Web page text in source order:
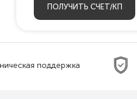
ПОЛУЧИТЬ СЧЕТ/КП
поддержка